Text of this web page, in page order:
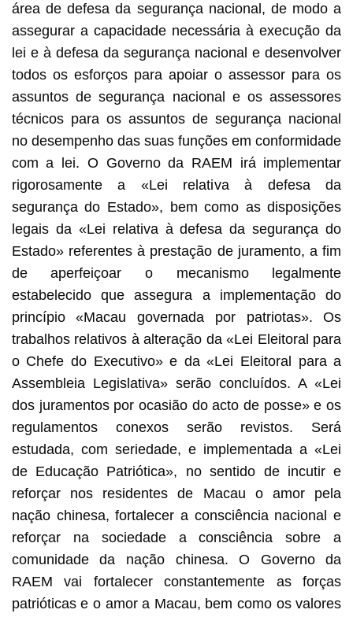
área de defesa da segurança nacional, de modo a
assegurar a capacidade necessária à execução da
lei e à defesa da segurança nacional e desenvolver
todos os esforços para apoiar o assessor para os
assuntos de segurança nacional e os assessores
técnicos para os assuntos de segurança nacional
no desempenho das suas funções em conformidade
com a lei. O Governo da RAEM irá implementar
rigorosamente a «Lei relativa à defesa da
segurança do Estado», bem como as disposições
legais da «Lei relativa à defesa da segurança do
Estado» referentes à prestação de juramento, a fim
de aperfeiçoar o mecanismo legalmente
estabelecido que assegura a implementação do
princípio «Macau governada por patriotas». Os
trabalhos relativos à alteração da «Lei Eleitoral para
o Chefe do Executivo» e da «Lei Eleitoral para a
Assembleia Legislativa» serão concluídos. A «Lei
dos juramentos por ocasião do acto de posse» e os
regulamentos conexos serão revistos. Será
estudada, com seriedade, e implementada a «Lei
de Educação Patriótica», no sentido de incutir e
reforçar nos residentes de Macau o amor pela
nação chinesa, fortalecer a consciência nacional e
reforçar na sociedade a consciência sobre a
comunidade da nação chinesa. O Governo da
RAEM vai fortalecer constantemente as forças
patrióticas e o amor a Macau, bem como os valores